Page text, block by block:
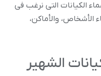
الکیانات التی نرغب فی
والأماکن،
الشهیر